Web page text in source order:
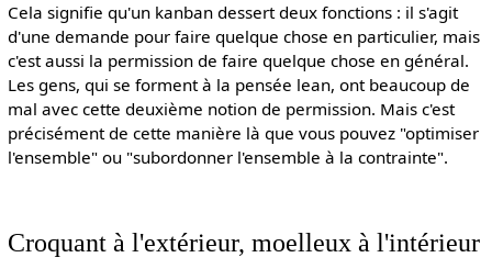
Cela signifie qu'un kanban dessert deux fonctions : il s'agit
d'une demande pour faire quelque chose en particulier, mais
c'est aussi la permission de faire quelque chose en général.
Les gens, qui se forment à la pensée lean, ont beaucoup de
mal avec cette deuxième notion de permission. Mais c'est
précisément de cette manière là que vous pouvez "optimiser
l'ensemble" ou "subordonner l'ensemble à la contrainte".
Croquant à l'extérieur, moelleux à l'intérieur